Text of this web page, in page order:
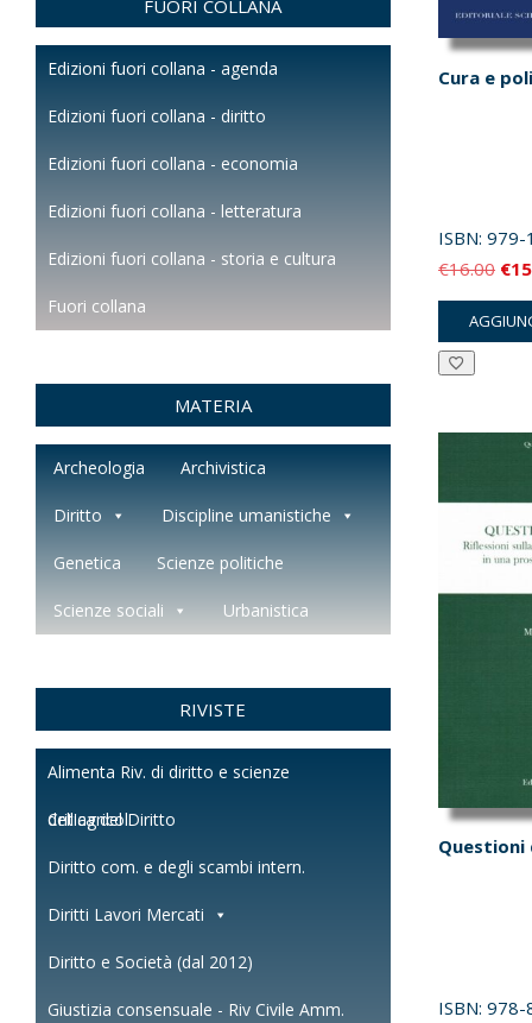
Cura e
ISBN:979-
€16.00 Il
€
Questioni
ISBN:978-
FUORI COLLANA
Edizioni fuori collana - agenda
Edizioni fuori collana - diritto
Edizioni fuori collana - economia
Edizioni fuori collana - letteratura
Edizioni fuori collana - storia e cultura
Fuori collana
MATERIA
Archeologia Archivistica
Diritto Discipline umanistiche
Genetica Scienze politiche
Scienze sociali Urbanistica
RIVISTE
Alimenta Riv. di diritto e scienze
dell'agricol.
Critica del Diritto
Diritto com. e degli scambi intern.
Diritti Lavori Mercati
Diritto e Società (dal 2012)
Giustizia consensuale - Riv Civile Amm.